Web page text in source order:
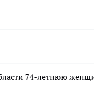
74-летнюю